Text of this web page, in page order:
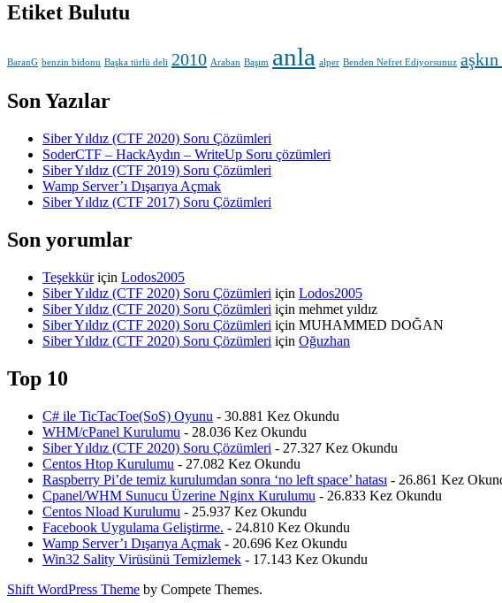
Etiket Bulutu
BaranG benzin bidonu Başka türlü deli 2010 Araban Başım anla alper Benden Nefret Ediyorsunuz
Son Yazılar
Siber Yıldız (CTF 2020) Soru Çözümleri
SoderCTF – HackAydın – WriteUp Soru çözümleri
Siber Yıldız (CTF 2019) Soru Çözümleri
Wamp Server’ı Dışarıya Açmak
Siber Yıldız (CTF 2017) Soru Çözümleri
Son yorumlar
Teşekküriçin Lodos2005
Siber Yıldız (CTF 2020) Soru Çözümleri için Lodos2005
Siber Yıldız (CTF 2020) Soru Çözümleri için mehmet yıldız
Siber Yıldız (CTF 2020) Soru Çözümleri için MUHAMMED DOĞAN
Siber Yıldız (CTF 2020) Soru Çözümleri için Oğuzhan
Top 10
C# ile TicTacToe(SoS) Oyunu - 30.881 Kez Okundu
WHM/cPanel Kurulumu - 28.036 Kez Okundu
Siber Yıldız (CTF 2020) Soru Çözümleri - 27.327 Kez Okundu
Centos Htop Kurulumu - 27.082 Kez Okundu
Raspberry Pi’de temiz kurulumdan sonra ‘no left space’ hatası - 26.861 Kez
Cpanel/WHM Sunucu Üzerine Nginx Kurulumu - 26.833 Kez Okundu
Centos Nload Kurulumu - 25.937 Kez Okundu
Facebook Uygulama Geliştirme. - 24.810 Kez Okundu
Wamp Server’ı Dışarıya Açmak - 20.696 Kez Okundu
Win32 Sality Virüsünü Temizlemek - 17.143 Kez Okundu
Shift WordPress Theme by Compete Themes.